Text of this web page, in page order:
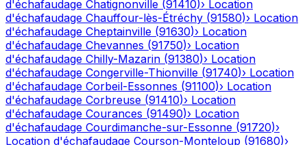
d'échafaudage Chatignonville (91410)› Location
d'échafaudage Chauffour-lès-Étréchy (91580)› Location
d'échafaudage Cheptainville (91630)› Location
d'échafaudage Chevannes (91750)› Location
d'échafaudage Chilly-Mazarin (91380)› Location
d'échafaudage Congerville-Thionville (91740)› Location
d'échafaudage Corbeil-Essonnes (91100)› Location
d'échafaudage Corbreuse (91410)› Location
d'échafaudage Courances (91490)› Location
d'échafaudage Courdimanche-sur-Essonne (91720)›
Location d'échafaudage Courson-Monteloup (91680)›